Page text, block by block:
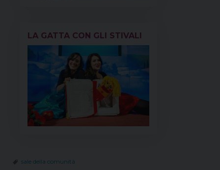
LA GATTA CON GLI STIVALI
sale della comunità